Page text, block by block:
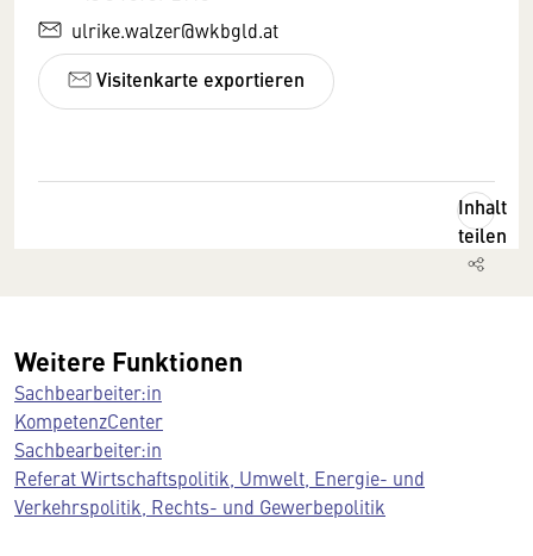
ulrike.walzer@wkbgld.at
Visitenkarte exportieren
Inhalt
teilen
Weitere Funktionen
Sachbearbeiter:in
KompetenzCenter
Sachbearbeiter:in
Referat Wirtschaftspolitik, Umwelt, Energie- und
Verkehrspolitik, Rechts- und Gewerbepolitik